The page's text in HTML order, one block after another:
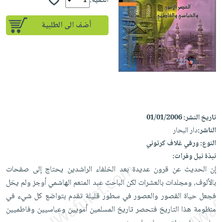
إختياراتنا
كتب
أكاديمية
صندوق
القراءة
iKitab
بلا
حدود
أسئلة
يتكرر
iKitab
على
Android
تحميل
iKitab
على
Apple
أسئلة
يتكرر
طرحها
تحميل
masmu3
على
masmu3
على
Apple
المواضيع
الأكثر
مبيعاً
إختياراتنا
وسائل
القراءة
جوائز
تعليمية
الصحة
والعناية
الشخصية
أجهزة
العناية
الشخصية
العناية
وتصفيف
الشعر
العناية
بالجسم
المطبخ
والسفرة
جديد
الكل
الطهي
أدوات
متجر
الهدايا
أقسام
أضف الى الطلبية
تاريخ النشر:01/01/2006
الناشر:دار البحار
النوع:ورقي غلاف كرتوني
نبذة نيل وفرات:
إن الحديث عن قرون عديدة بعد الخلفاء الراشدين يحتاج إلى صفحات
بالألوف، ومجلدات بالعشرات لكن الباحث عبد المنعم الهاشمي أوجز ولم يخل
فجعل حياة القصور والعصور في سطور قليلة تقدم بتواضع كل شيء في
منظومة هذا التاريخ فتحصر تاريخ المسلمين أمويين وعباسيين وفاطميين